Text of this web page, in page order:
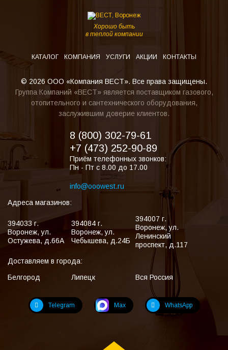
Хорошо быть
в теплой компании
КАТАЛОГ КОМПАНИЯ УСЛУГИ АКЦИИ КОНТАКТЫ
© 2026 ООО «Компания ВЕСТ». Все права защищены.
Группа Компаний «ВЕСТ» является поставщиком газового,
отопительного и сантехнического оборудования,
заслужившим доверие клиентов.
8 (800) 302-79-61
+7 (473) 252-90-89
Приём телефонных звонков:
Пн - Пт с 8.00 до 17.00
info@ooowest.ru
Адреса магазинов:
394033 г.
Воронеж,ул.
Остужева, д.66А
394084 г.
Воронеж,ул.
Чебышева, д.24Б
394007 г.
Воронеж,ул.
Ленинский
проспект, д.117
Доставляем в города:
Белгород
Липецк Вся Россия
Telegram Max WhatsApp